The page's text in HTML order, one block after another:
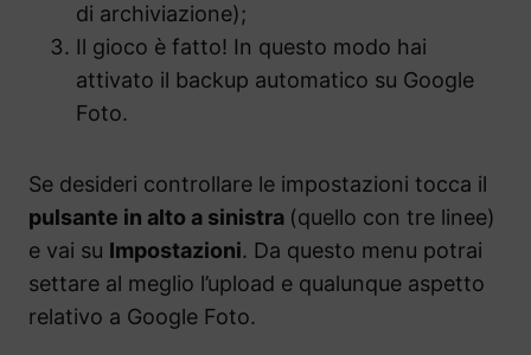
di archiviazione);
Il gioco è fatto! In questo modo hai
attivato il backup automatico su Google
Foto.
Se desideri controllare le impostazioni tocca il
pulsante in alto a sinistra (quello con tre linee)
e vai su Impostazioni. Da questo menu potrai
settare al meglio l’upload e qualunque aspetto
relativo a Google Foto.